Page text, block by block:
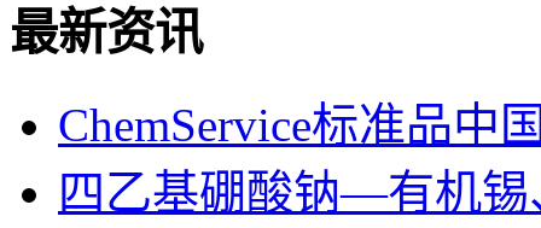
最新资讯
ChemService标准品中
四乙基硼酸钠—有机